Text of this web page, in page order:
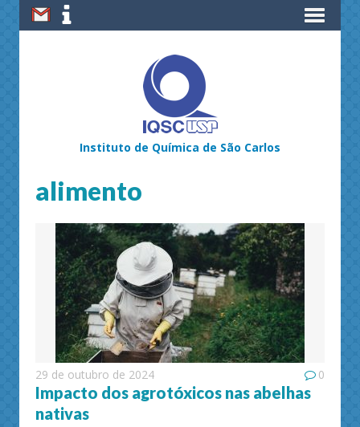
Instituto de Química de São Carlos
alimento
29 de outubro de 2024 0
Impacto dos agrotóxicos nas abelhas
nativas